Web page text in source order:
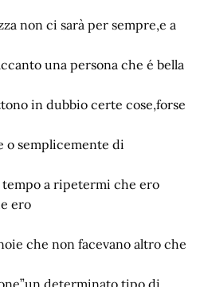
non ci sarà per sempre,e a
una persona che é bella
in dubbio certe cose,forse
o semplicemente di
tempo a ripetermi che ero
ero
che non facevano altro che
determinato tipo di